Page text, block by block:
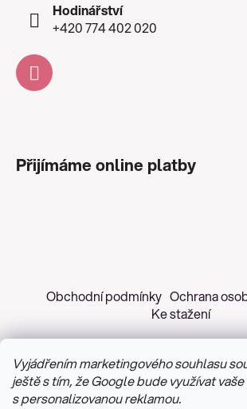
Vyjádřením marketingového souhlasu
ještě s tím, že Google bude využívat
s personalizovanou reklamou.
Hodinářství
+420 774 402 020
Přijímáme online platby
Obchodní podmínky Ochrana
Ke stažení